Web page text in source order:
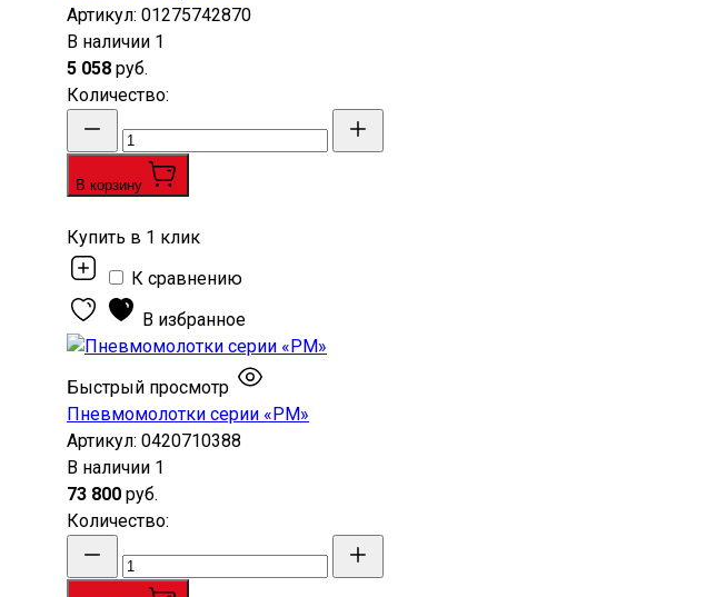
Артикул: 01275742870
В наличии 1
5 058 руб.
Количество:
В корзину
Купить в 1 клик
К сравнению
В избранное
Быстрый просмотр
Пневмомолотки серии «РМ»
Артикул: 0420710388
В наличии 1
73 800 руб.
Количество: